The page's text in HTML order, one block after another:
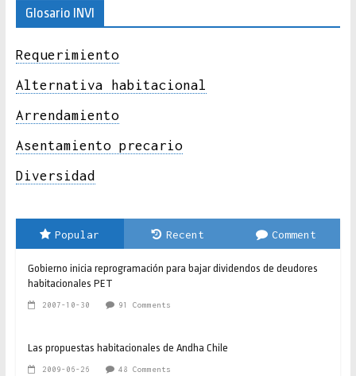
Glosario INVI
Requerimiento
Alternativa habitacional
Arrendamiento
Asentamiento precario
Diversidad
Popular Recent Comment
Gobierno inicia reprogramación para bajar dividendos de deudores
habitacionales PET
2007-10-30 91 Comments
Las propuestas habitacionales de Andha Chile
2009-06-26 48 Comments